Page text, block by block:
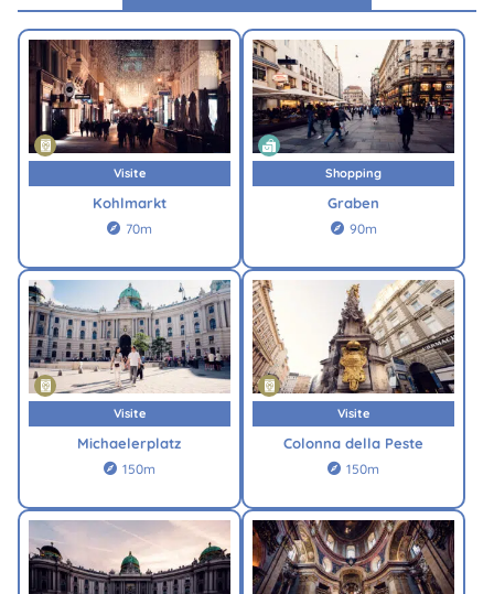
Visite
Kohlmarkt
 70m
Shopping
Graben
 90m
Visite
Michaelerplatz
 150m
Visite
Colonna della Peste
 150m